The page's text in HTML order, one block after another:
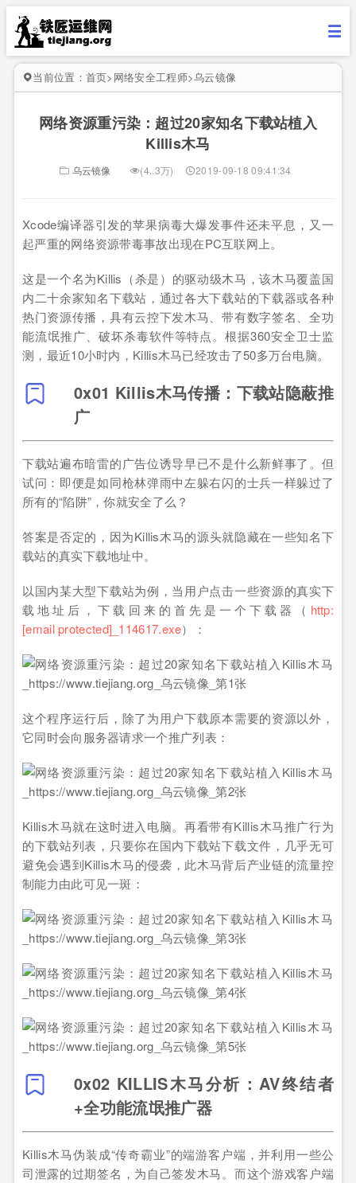
当前位置： 首页> 网络安全工程师>乌云镜像
网络资源重污染：超过20家知名下载站植入
Killis木马
乌云镜像 (4..3万) 2019-09-18 09:41:34
Xcode编译器引发的苹果病毒大爆发事件还未平息，又一
起严重的网络资源带毒事故出现在PC互联网上。
这是一个名为Killis（杀是）的驱动级木马，该木马覆盖国
内二十余家知名下载站，通过各大下载站的下载器或各种
热门资源传播，具有云控下发木马、带有数字签名、全功
能流氓推广、破坏杀毒软件等特点。根据360安全卫士监
测，最近10小时内，Killis木马已经攻击了50多万台电脑。
0x01 Killis木马传播：下载站隐蔽推
广
下载站遍布暗雷的广告位诱导早已不是什么新鲜事了。但
试问：即便是如同枪林弹雨中左躲右闪的士兵一样躲过了
所有的“陷阱”，你就安全了么？
答案是否定的，因为Killis木马的源头就隐藏在一些知名下
载站的真实下载地址中。
以国内某大型下载站为例，当用户点击一些资源的真实下
载地址后，下载回来的首先是一个下载器（ http:
[email protected] _114617.exe）：
这个程序运行后，除了为用户下载原本需要的资源以外，
它同时会向服务器请求一个推广列表：
Killis木马就在这时进入电脑。再看带有Killis木马推广行为
的下载站列表，只要你在国内下载站下载文件，几乎无可
避免会遇到Killis木马的侵袭，此木马背后产业链的流量控
制能力由此可见一斑：
0x02 KILLIS木马分析：AV终结者
+全功能流氓推广器
Killis木马伪装成“传奇霸业”的端游客户端，并利用一些公
司泄露的过期签名，为自己签发木马。而这个游戏客户端